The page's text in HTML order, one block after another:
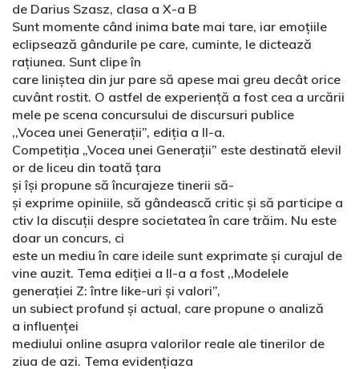
de Darius Szasz, clasa a X-a B
Sunt momente când inima bate mai tare, iar emoțiile
eclipsează gândurile pe care, cuminte, le dictează
rațiunea. Sunt clipe în
care liniștea din jur pare să apese mai greu decât orice
cuvânt rostit. O astfel de experiență a fost cea a urcării
mele pe scena concursului de discursuri publice
,,Vocea unei Generații”, ediția a II-a.
Competiția „Vocea unei Generații” este destinată elevil
or de liceu din toată țara
și își propune să încurajeze tinerii să-
și exprime opiniile, să gândească critic și să participe a
ctiv la discuții despre societatea în care trăim. Nu este
doar un concurs, ci
este un mediu în care ideile sunt exprimate și curajul de
vine auzit. Tema ediției a II-a a fost ,,Modelele
generației Z: între like-uri și valori”,
un subiect profund și actual, care propune o analiză
a influenței
mediului online asupra valorilor reale ale tinerilor de
ziua de azi. Tema evidențiaza